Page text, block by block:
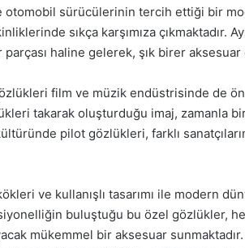
otomobil sürücülerinin tercih ettiği bir
sıkça karşımıza çıkmaktadır.
haline gelerek, şık birer
film ve müzik endüstrisinde de
takarak oluşturduğu imaj, zamanla
pilot gözlükleri, farklı
ve kullanışlı tasarımı ile modern
buluştuğu bu özel gözlükler,
mükemmel bir aksesuar